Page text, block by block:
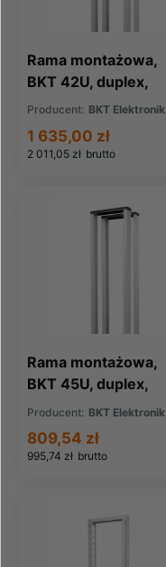
Rama montażowa,
BKT 42U, duplex,
550/710/1980.
Producent: BKT Elektronik
2 011,05 zł brutto
1 635,00 zł
Rama montażowa,
BKT 45U, duplex,
550/710/2120
szer./gł./wys. mm
Producent: BKT Elektronik
995,74 zł brutto
809,54 zł